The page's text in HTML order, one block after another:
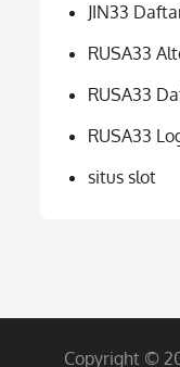
JIN33
RUSA33
RUSA33
RUSA33
situs slot
Copyright ©